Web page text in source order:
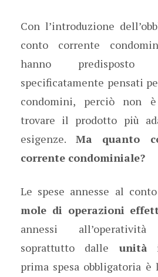
Con l’introduzione
conto corrente
hanno
specificatamente pensati
condomini, perciò non
trovare il prodotto più
esigenze. Ma quanto
corrente condominiale?
Le spese annesse al
mole di operazioni
annessi
soprattutto dalle unità
prima spesa obbligatoria è